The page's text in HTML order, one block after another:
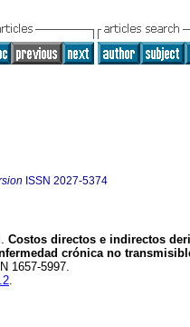
ISSN 2027-5374
Costos directos e indirectos
crónica no
1657-5997.
.